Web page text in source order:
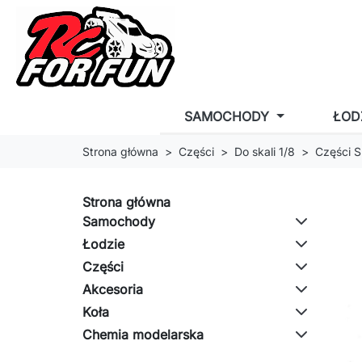
SAMOCHODY
Strona główna Części Do skali 1/8 Części
Strona główna
Samochody
Łodzie
Części
Akcesoria
Koła
Chemia modelarska